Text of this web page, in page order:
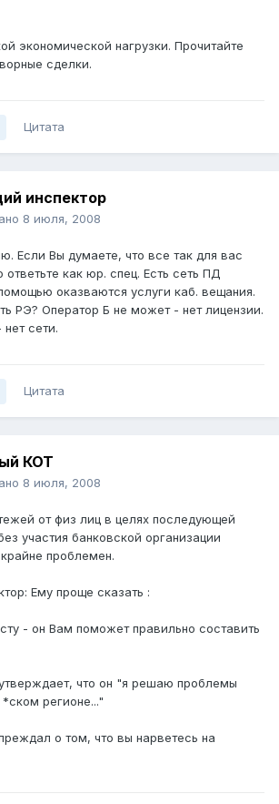
экономической нагрузки. Прочитайте
сделки.
Цитата
инспектор
8 июля, 2008
Если Вы думаете, что все так для вас
ответьте как юр. спец. Есть сеть ПД
оказваются услуги каб. вещания.
РЭ? Оператор Б не может - нет лицензии.
сети.
Цитата
КОТ
8 июля, 2008
от физ лиц в целях последующей
участия банковской организации
проблемен.
Ему проще сказать :
- он Вам поможет правильно составить
что он "я решаю проблемы
регионе..."
о том, что вы нарветесь на